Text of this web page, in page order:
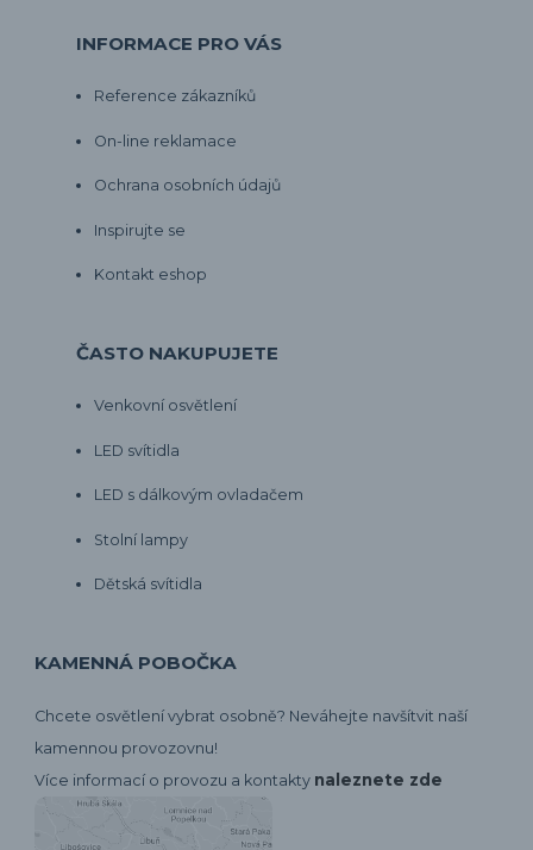
INFORMACE PRO VÁS
Reference zákazníků
On-line reklamace
Ochrana osobních údajů
Inspirujte se
Kontakt eshop
ČASTO NAKUPUJETE
Venkovní osvětlení
LED svítidla
LED s dálkovým ovladačem
Stolní lampy
Dětská svítidla
KAMENNÁ POBOČKA
Chcete osvětlení vybrat osobně? Neváhejte navšítvit naší
kamennou provozovnu!
Více informací o provozu a kontakty naleznete zde